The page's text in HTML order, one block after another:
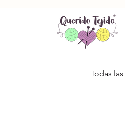
Todas